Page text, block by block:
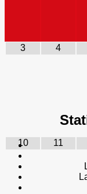
3 4
10 11